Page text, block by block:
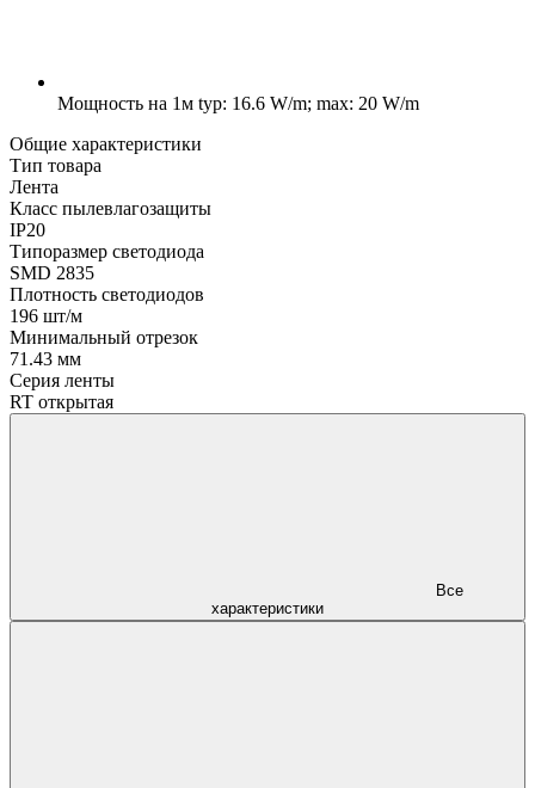
Мощность на 1м typ: 16.6 W/m; max: 20 W/m
Общие характеристики
Тип товара
Лента
Класс пылевлагозащиты
IP20
Типоразмер светодиода
SMD 2835
Плотность светодиодов
196 шт/м
Минимальный отрезок
71.43 мм
Серия ленты
RT открытая
характеристики